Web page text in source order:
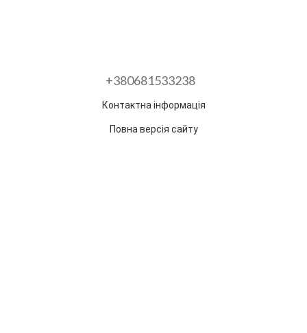
+380681533238
Контактна інформація
Повна версія сайту